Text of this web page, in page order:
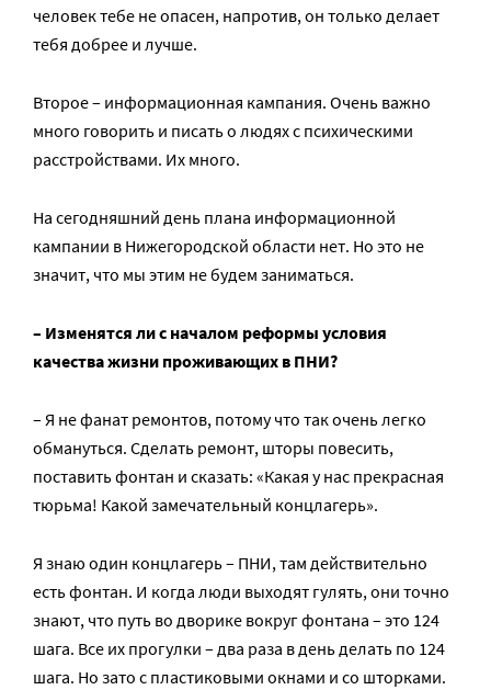
человек тебе не опасен, напротив, он только делает
тебя добрее и лучше.
Второе – информационная кампания. Очень важно
много говорить и писать о людях с психическими
расстройствами. Их много.
На сегодняшний день плана информационной
кампании в Нижегородской области нет. Но это не
значит, что мы этим не будем заниматься.
– Изменятся ли с началом реформы условия
качества жизни проживающих в ПНИ?
– Я не фанат ремонтов, потому что так очень легко
обмануться. Сделать ремонт, шторы повесить,
поставить фонтан и сказать: «Какая у нас прекрасная
тюрьма! Какой замечательный концлагерь».
Я знаю один концлагерь – ПНИ, там действительно
есть фонтан. И когда люди выходят гулять, они точно
знают, что путь во дворике вокруг фонтана – это 124
шага. Все их прогулки – два раза в день делать по 124
шага. Но зато с пластиковыми окнами и со шторками.